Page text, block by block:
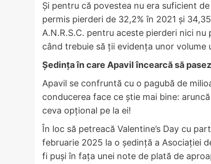
Și pentru că povestea nu era suficient
permis pierderi de 32,2% în 2021 și
A.N.R.S.C. pentru aceste pierderi nici
când trebuie să ții evidența unor volume
Ședința în care Apavil încearcă să
Apavil se confruntă cu o pagubă de
conducerea face ce știe mai bine:
ceva opțional pe la ei!
În loc să petreacă Valentine’s Day cu
februarie 2025 la o ședință a Asociației
fi puși în fața unei note de plată de